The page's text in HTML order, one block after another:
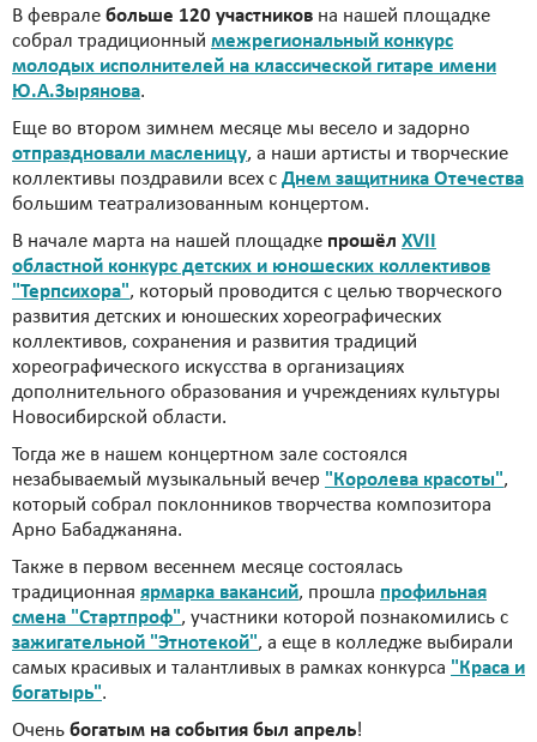
В феврале больше 120 участников на нашей площадке
собрал традиционный межрегиональный конкурс
молодых исполнителей на классической гитаре имени
Ю.А.Зырянова.
Еще во втором зимнем месяце мы весело и задорно
отпраздновали масленицу, а наши артисты и творческие
коллективы поздравили всех с Днем защитника Отечества
большим театрализованным концертом.
В начале марта на нашей площадке прошёл XVII
областной конкурс детских и юношеских коллективов
"Терпсихора", который проводится с целью творческого
развития детских и юношеских хореографических
коллективов, сохранения и развития традиций
хореографического искусства в организациях
дополнительного образования и учреждениях культуры
Новосибирской области.
Тогда же в нашем концертном зале состоялся
незабываемый музыкальный вечер "Королева красоты",
который собрал поклонников творчества композитора
Арно Бабаджаняна.
Также в первом весеннем месяце состоялась
традиционная ярмарка вакансий, прошла профильная
смена "Стартпроф", участники которой познакомились с
зажигательной "Этнотекой", а еще в колледже выбирали
самых красивых и талантливых в рамках конкурса "Краса и
богатырь".
Очень богатым на события был апрель!